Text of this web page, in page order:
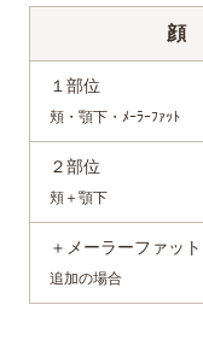
顔
１部位
頬・顎下・ﾒｰﾗｰﾌｧｯﾄ
２部位
頬＋顎下
＋メーラーファット
追加の場合